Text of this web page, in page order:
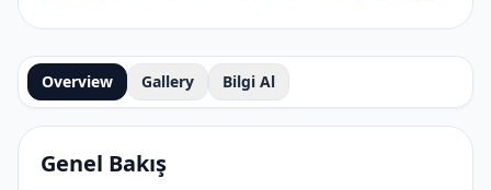
Overview Gallery Bilgi Al
Genel Bakış